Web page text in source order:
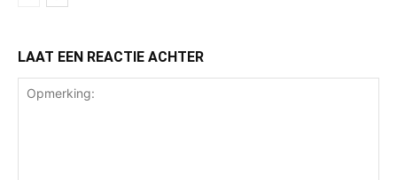
LAAT EEN REACTIE ACHTER